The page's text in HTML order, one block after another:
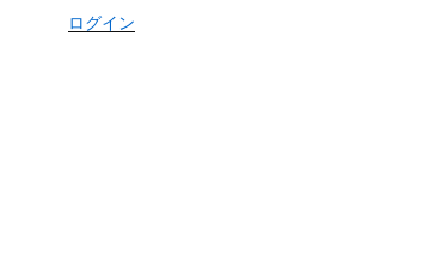
ログイン